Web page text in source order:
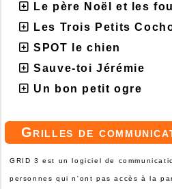
Le père Noël et les
Les Trois Petits
SPOT le chien
Sauve-toi Jérémie
Un bon petit ogre
Grilles de
GRID 3 est un logiciel de
personnes qui n'ont pas accès à la